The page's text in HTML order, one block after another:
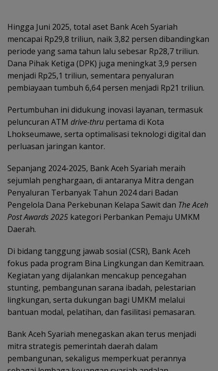
Hingga Juni 2025, total aset Bank Aceh Syariah
mencapai Rp29,8 triliun, naik 3,82 persen dibandingkan
periode yang sama tahun lalu sebesar Rp28,7 triliun.
Dana Pihak Ketiga (DPK) juga meningkat 3,9 persen
menjadi Rp25,1 triliun, sementara penyaluran
pembiayaan tumbuh 6,64 persen menjadi Rp21 triliun.
Pertumbuhan ini didukung inovasi layanan, termasuk
peluncuran ATM drive-thru pertama di Kota
Lhokseumawe, serta optimalisasi teknologi digital dan
perluasan jaringan kantor.
Sepanjang 2024-2025, Bank Aceh Syariah meraih
sejumlah penghargaan, di antaranya Mitra dengan
Penyaluran Terbanyak Tahun 2024 dari Badan
Pengelola Dana Perkebunan Kelapa Sawit dan The Aceh
Post Awards 2025 kategori Perbankan Pemaju UMKM
Daerah.
Di bidang tanggung jawab sosial (CSR), Bank Aceh
fokus pada program Bina Lingkungan dan Kemitraan.
Kegiatan yang dijalankan mencakup pencegahan
stunting, pembangunan sarana ibadah, pelestarian
lingkungan, serta dukungan bagi UMKM melalui
bantuan modal, pelatihan, dan fasilitasi pemasaran.
Bank Aceh Syariah menegaskan akan terus menjadi
mitra strategis pemerintah daerah dalam
pembangunan, sekaligus memperkuat perannya